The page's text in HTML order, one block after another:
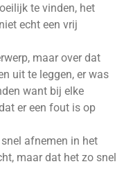
te vinden, het
echt een vrij
maar over dat
uit te leggen, er was
want bij elke
er een fout is op
afnemen in het
maar dat het zo snel